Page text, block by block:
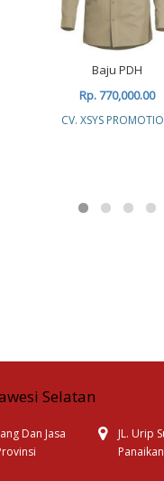
Baju PDH
Rp. 770,000.00
CV. XSYS
Selatan
Dan Jasa
JL. Urip